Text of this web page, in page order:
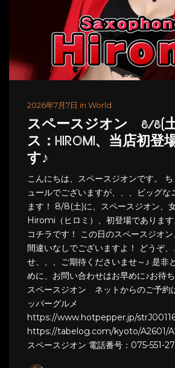
2026年7月7日 in World
スペースジオン 8/8(
ス：HIROMI、当店初登
す♪
こんにちは、スペースジオンです。
ュールでございますが、、、ビッグな
ます！ 8/8(土)に、スペースジオン、
Hiromi（ヒロミ）、初登場であります
コチラです！ この日のスペースジオ
間違いなしでございますよ！ どうぞ
せ、、、ご期待くださいませ～♪ 是非
めに、お問い合わせはお早めに♪お待
スペースジオン ネットからのご予約
ッパーグルメ
https://www.hotpepper.jp/
https://tabelog.com/kyoto/A2601/
スペースジオン 電話番号：075-551-